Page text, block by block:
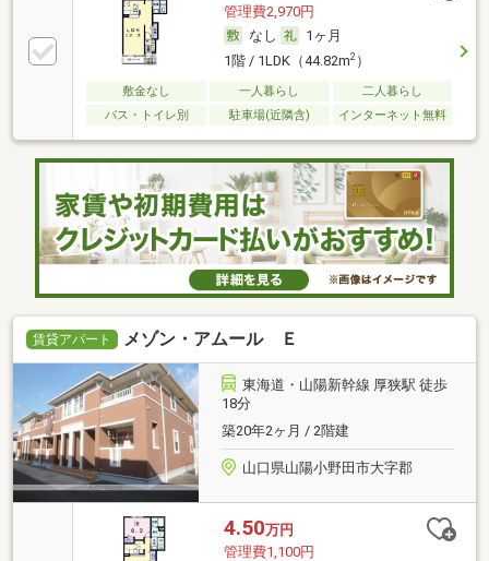
管理費2,970円
なし
1ヶ月
1階 / 1LDK（44.82m2）
敷金なし 一人暮らし
二人暮らし
バス・トイレ別
駐車場(近隣含) インターネット無料
賃貸アパート メゾン・アムール Ｅ
東海道・山陽新幹線 厚狭駅 徒歩
18分
築20年2ヶ月 / 2階建
山口県山陽小野田市大字郡
4.50万円
管理費1,100円